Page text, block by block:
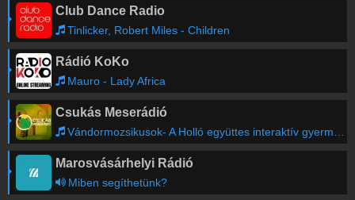
Club Dance Radio
Tinlicker, Robert Miles - Children
Rádió KoKo
Mauro - Lady Africa
Csukás Meserádió
Vándormozsikusok- A Holló együttes interaktív gyermekműsora - Hej hó Boszorkány
Marosvásárhelyi Rádió
Miben segíthetünk?